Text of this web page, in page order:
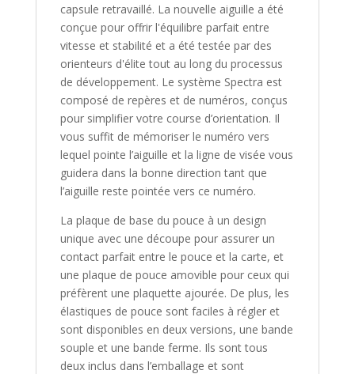
capsule retravaillé. La nouvelle aiguille a été
conçue pour offrir l'équilibre parfait entre
vitesse et stabilité et a été testée par des
orienteurs d'élite tout au long du processus
de développement. Le système Spectra est
composé de repères et de numéros, conçus
pour simplifier votre course d’orientation. Il
vous suffit de mémoriser le numéro vers
lequel pointe l’aiguille et la ligne de visée vous
guidera dans la bonne direction tant que
l’aiguille reste pointée vers ce numéro.
La plaque de base du pouce à un design
unique avec une découpe pour assurer un
contact parfait entre le pouce et la carte, et
une plaque de pouce amovible pour ceux qui
préfèrent une plaquette ajourée. De plus, les
élastiques de pouce sont faciles à régler et
sont disponibles en deux versions, une bande
souple et une bande ferme. Ils sont tous
deux inclus dans l’emballage et sont